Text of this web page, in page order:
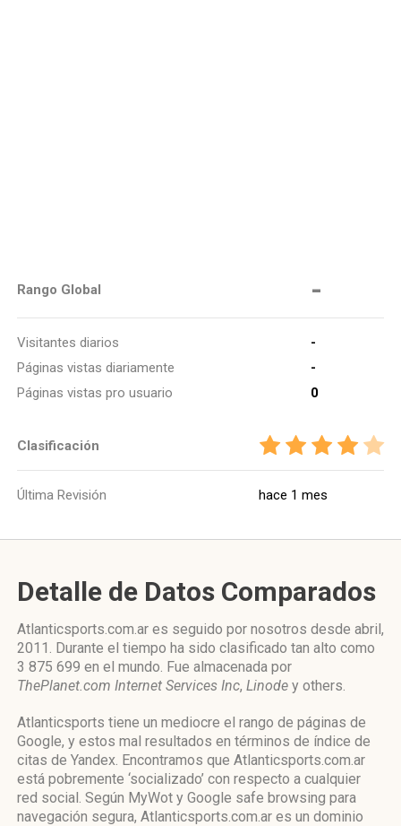
Rango Global -
Visitantes diarios
-
Páginas vistas diariamente
-
Páginas vistas pro usuario
0
Clasificación
Última Revisión hace 1 mes
Detalle de Datos Comparados
Atlanticsports.com.ar es seguido por nosotros desde abril,
2011. Durante el tiempo ha sido clasificado tan alto como
3 875 699 en el mundo. Fue almacenada por
ThePlanet.com Internet Services Inc, Linode y others.
Atlanticsports tiene un mediocre el rango de páginas de
Google, y estos mal resultados en términos de índice de
citas de Yandex. Encontramos que Atlanticsports.com.ar
está pobremente ‘socializado’ con respecto a cualquier
red social. Según MyWot y Google safe browsing para
navegación segura, Atlanticsports.com.ar es un dominio